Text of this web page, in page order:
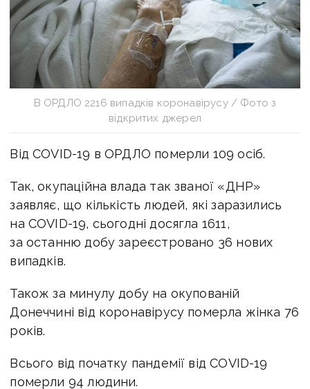
В ОРДЛО 2216 випадків коронавірусу / Фото з
відкритих джерел
Від COVID-19 в ОРДЛО померли 109 осіб.
Так, окупаційна влада так званої «ДНР»
заявляє, що кількість людей, які заразились
на COVID-19, сьогодні досягла 1611,
за останню добу зареєстровано 36 нових
випадків.
Також за минулу добу на окупованій
Донеччині від коронавірусу померла жінка 76
років.
Всього від початку пандемії від COVID-19
померли 94 людини.